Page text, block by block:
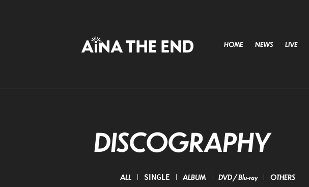
HOME NEWS LIVE
DISCOGRAPHY
ALL SINGLE ALBUM DVD / Blu-ray OTHERS